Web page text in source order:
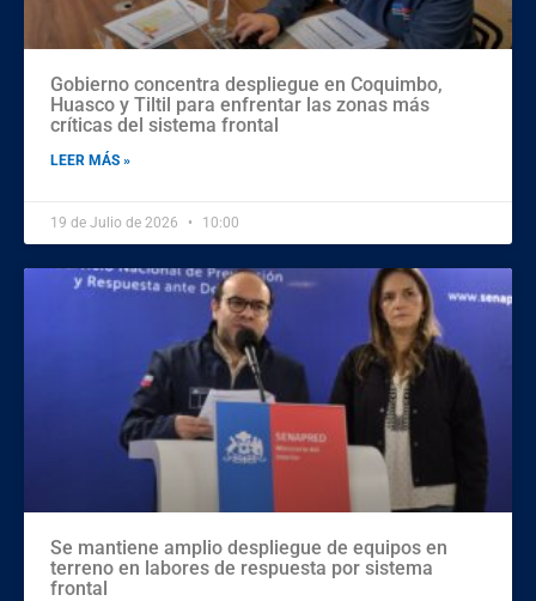
Gobierno concentra despliegue en Coquimbo,
Huasco y Tiltil para enfrentar las zonas más
críticas del sistema frontal
LEER MÁS »
19 de Julio de 2026 10:00
Se mantiene amplio despliegue de equipos en
terreno en labores de respuesta por sistema
frontal